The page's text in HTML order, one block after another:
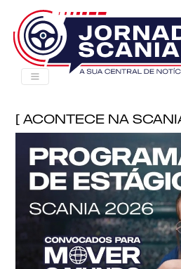
[ Acontece na